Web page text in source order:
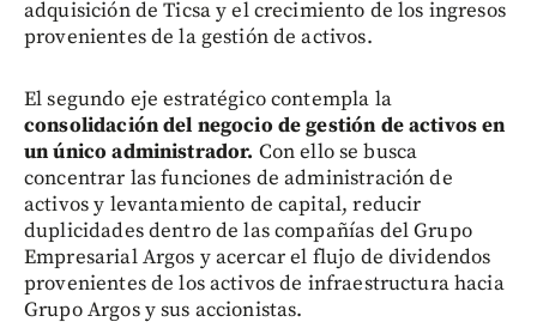
adquisición de Ticsa y el crecimiento de los ingresos
provenientes de la gestión de activos.
El segundo eje estratégico contempla la
consolidación del negocio de gestión de activos en
un único administrador. Con ello se busca
concentrar las funciones de administración de
activos y levantamiento de capital, reducir
duplicidades dentro de las compañías del Grupo
Empresarial Argos y acercar el flujo de dividendos
provenientes de los activos de infraestructura hacia
Grupo Argos y sus accionistas.